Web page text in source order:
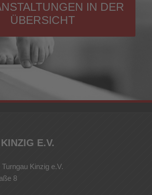
IN DER
ÜBERSICHT
E.V.
Kinzig e.V.
8